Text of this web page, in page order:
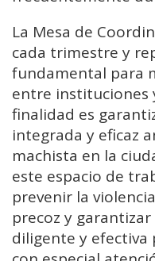
La Mesa de
cada trimestre y
fundamental para
entre instituciones
finalidad es
integrada y eficaz
machista en la
este espacio de
prevenir la
precoz y
diligente y efectiva